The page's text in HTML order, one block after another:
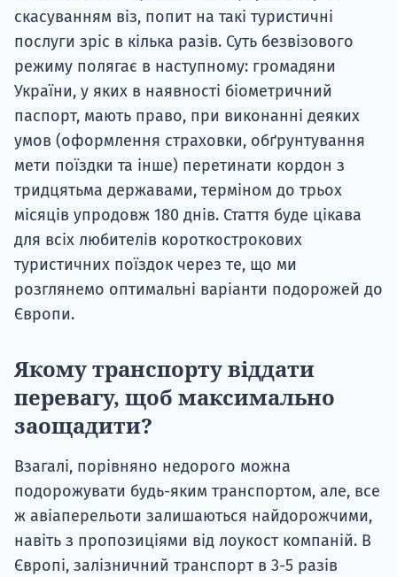
скасуванням віз, попит на такі туристичні
послуги зріс в кілька разів. Суть безвізового
режиму полягає в наступному: громадяни
України, у яких в наявності біометричний
паспорт, мають право, при виконанні деяких
умов (оформлення страховки, обґрунтування
мети поїздки та інше) перетинати кордон з
тридцятьма державами, терміном до трьох
місяців упродовж 180 днів. Стаття буде цікава
для всіх любителів короткострокових
туристичних поїздок через те, що ми
розглянемо оптимальні варіанти подорожей до
Європи.
Якому транспорту віддати
перевагу, щоб максимально
заощадити?
Взагалі, порівняно недорого можна
подорожувати будь-яким транспортом, але, все
ж авіаперельоти залишаються найдорожчими,
навіть з пропозиціями від лоукост компаній. В
Європі, залізничний транспорт в 3-5 разів